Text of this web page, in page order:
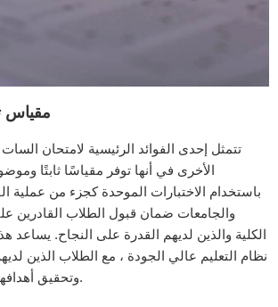
مقياس
تتمثل إحدى الفوائد الرئيسية لامتحان السات
الأخرى في أنها توفر مقياسًا ثابتًا
باستخدام الاختبارات الموحدة كجزء من عملية
والجامعات ضمان قبول الطلاب القادرين
الكلية والذين لديهم القدرة على النجاح.
نظام التعليم عالي الجودة ، مع الطلاب الذين
وتحقيق أهدافهم الأكاديمية والمهنية.